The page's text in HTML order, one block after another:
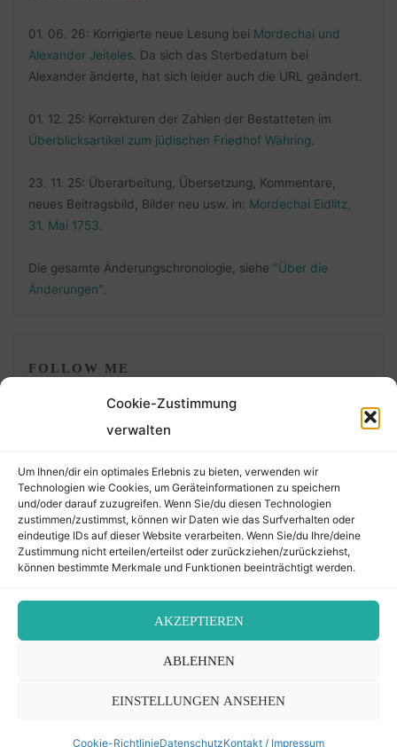
Cookie-Zustimmung
verwalten
Um Ihnen/dir ein optimales Erlebnis zu bieten, verwenden wir
Technologien wie Cookies, um Geräteinformationen zu speichern
und/oder darauf zuzugreifen. Wenn Sie/du diesen Technologien
zustimmen/zustimmst, können wir Daten wie das Surfverhalten oder
eindeutige IDs auf dieser Website verarbeiten. Wenn Sie/du Ihre/deine
Zustimmung nicht erteilen/erteilst oder zurückziehen/zurückziehst,
können bestimmte Merkmale und Funktionen beeinträchtigt werden.
AKZEPTIEREN
ABLEHNEN
EINSTELLUNGEN ANSEHEN
Cookie-RichtlinieDatenschutzKontakt / Impressum
01. 06. 26: Korrigierte neue Lesung bei Mordechai und
Alexander Jeiteles. Da sich das Sterbedatum bei
Alexander änderte, hat sich leider auch die URL geändert.
01. 12. 25: Korrekturen der Zahlen der Bestatteten im
Überblicksartikel zum jüdischen Friedhof Währing.
23. 11. 25: Überarbeitung, Übersetzung, Kommentare,
neues Beitragsbild, Bilder neu usw. in: Mordechai Eidlitz,
31. Mai 1753.
Die gesamte Änderungschronologie, siehe "Über die
Änderungen".
FOLLOW ME
©2026 Der Transkribierer
Kontakt / Impressum
Cookie-Richtlinie (EU)
Back
to